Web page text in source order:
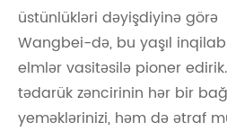
üstünlükləri dəyişdiyinə görə
Wangbei-də, bu yaşıl
elmlər vasitəsilə pioner
tədarük zəncirinin hər bir
yeməklərinizi, həm də ətraf